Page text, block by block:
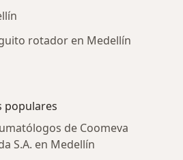
rotador en Medellín
populares
de Coomeva
S.A. en Medellín